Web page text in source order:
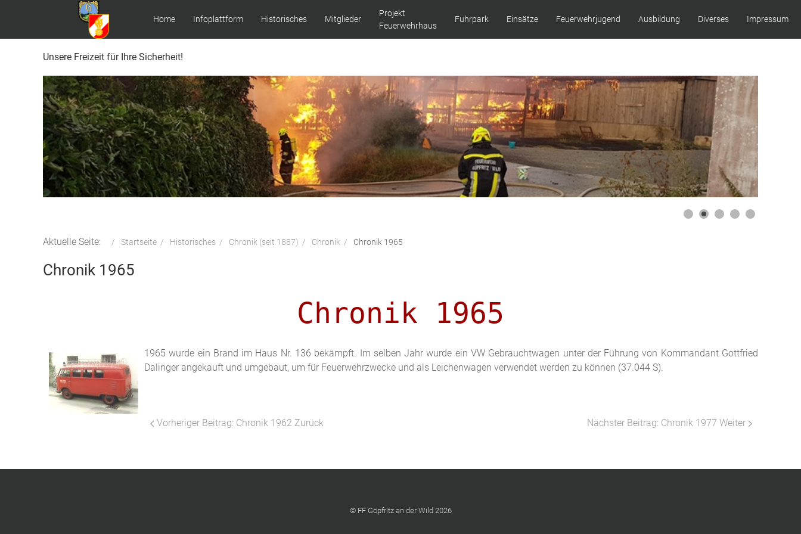
Home Infoplattform Historisches Mitglieder
Projekt
Feuerwehrhaus
Fuhrpark Einsätze Feuerwehrjugend Ausbildung Diverses Impressum
Unsere Freizeit für Ihre Sicherheit!
Aktuelle Seite: Startseite Historisches Chronik (seit 1887) Chronik Chronik 1965
Chronik 1965
Chronik 1965
1965 wurde ein Brand im Haus Nr. 136 bekämpft. Im selben Jahr wurde ein VW Gebrauchtwagen unter der Führung von Kommandant Gottfried
Dalinger angekauft und umgebaut, um für Feuerwehrzwecke und als Leichenwagen verwendet werden zu können (37.044 S).
Vorheriger Beitrag: Chronik 1962 Zurück Nächster Beitrag: Chronik 1977 Weiter
© FF Göpfritz an der Wild 2026